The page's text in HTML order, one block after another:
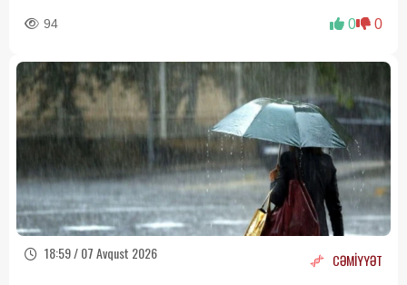
94 0 0
18:59 / 07 Avqust 2026 CƏMİYYƏT